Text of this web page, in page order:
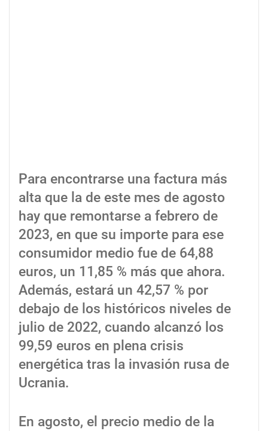
Para encontrarse una factura más
alta que la de este mes de agosto
hay que remontarse a febrero de
2023, en que su importe para ese
consumidor medio fue de 64,88
euros, un 11,85 % más que ahora.
Además, estará un 42,57 % por
debajo de los históricos niveles de
julio de 2022, cuando alcanzó los
99,59 euros en plena crisis
energética tras la invasión rusa de
Ucrania.
En agosto, el precio medio de la